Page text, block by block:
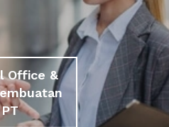
Office &
PT